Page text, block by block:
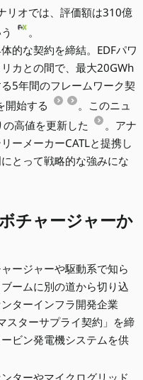
リオでは、評価額は310億
。
的な契約を締結。EDFパワ
カとの間で、最大20GWh
5年間のフレームワーク契
開始する
。このニュ
高値を更新した
。アナ
ーメーカーCATLと提携し
とって戦略的な強みにな
チャージャーか
ージャーや駆動系で知ら
ームに別の道から切り込
ターインフラ開発企業
スターサプライ契約」を締
ビン発電機システムを供
ターやマイクログリッド